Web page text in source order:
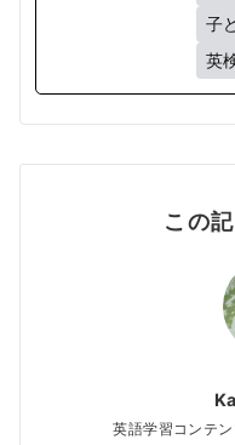
子
英
この
英語学習コンテ